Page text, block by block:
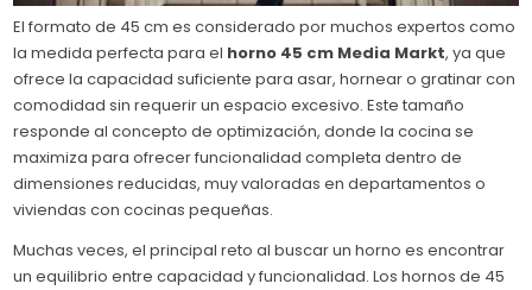
El formato de 45 cm es considerado por muchos expertos como
la medida perfecta para el horno 45 cm Media Markt, ya que
ofrece la capacidad suficiente para asar, hornear o gratinar con
comodidad sin requerir un espacio excesivo. Este tamaño
responde al concepto de optimización, donde la cocina se
maximiza para ofrecer funcionalidad completa dentro de
dimensiones reducidas, muy valoradas en departamentos o
viviendas con cocinas pequeñas.
Muchas veces, el principal reto al buscar un horno es encontrar
un equilibrio entre capacidad y funcionalidad. Los hornos de 45